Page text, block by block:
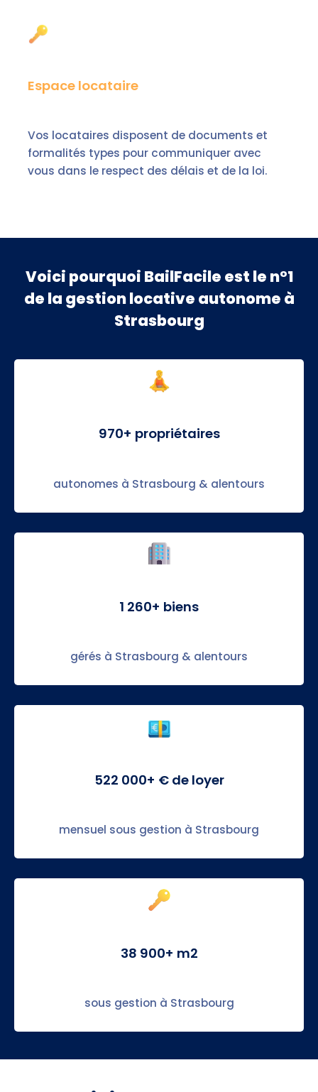
Espace locataire
Vos locataires disposent de documents et
formalités types pour communiquer avec
vous dans le respect des délais et de la loi.
Voici pourquoi BailFacile est le n°1
de la gestion locative autonome à
Strasbourg
970+ propriétaires
autonomes à Strasbourg & alentours
1 260+ biens
gérés à Strasbourg & alentours
522 000+ € de loyer
mensuel sous gestion à Strasbourg
38 900+ m2
sous gestion à Strasbourg